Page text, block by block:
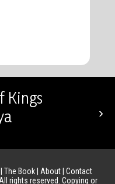
Kings
›
The Book| About| Contact
rights reserved. Copying or